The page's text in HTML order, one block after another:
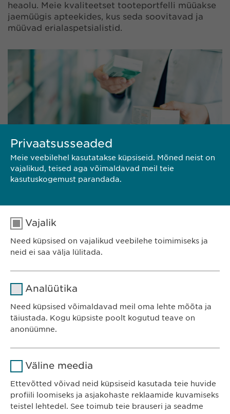
heaolu. Meie kvaliteetset tooteportfelli müüakse
jaemüügis apteekides, kus seda soovitavad ja
müüvad erialaspetsialistid.
Ewopharma OÜ
Järve 2-310
KONTAKT
Telefon: +372 600 4440
Privaatsusseaded
Meie veebilehel kasutatakse küpsiseid. Mõned neist on
vajalikud, teised aga võimaldavad meil teie
kasutuskogemust parandada.
Vajalik
Need küpsised on vajalikud veebilehe toimimiseks ja
neid ei saa välja lülitada.
1 aasta
Salvestab kasutajate küpsise
Analüütika
Need küpsised võimaldavad meil oma lehte mõõta ja
täiustada. Kogu küpsiste poolt kogutud teave on
anonüümne.
1 päev
Väline meedia
Ettevõtted võivad neid küpsiseid kasutada teie huvide
profiili loomiseks ja asjakohaste reklaamide kuvamiseks
teistel lehtedel. See toimub teie brauseri ja seadme